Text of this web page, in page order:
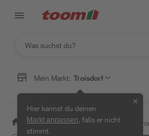
Mein Markt: Troisdorf
Hier kannst du deinen
Markt anpassen , falls er nicht
stimmt.
✕
/ Garten & Freizeit /